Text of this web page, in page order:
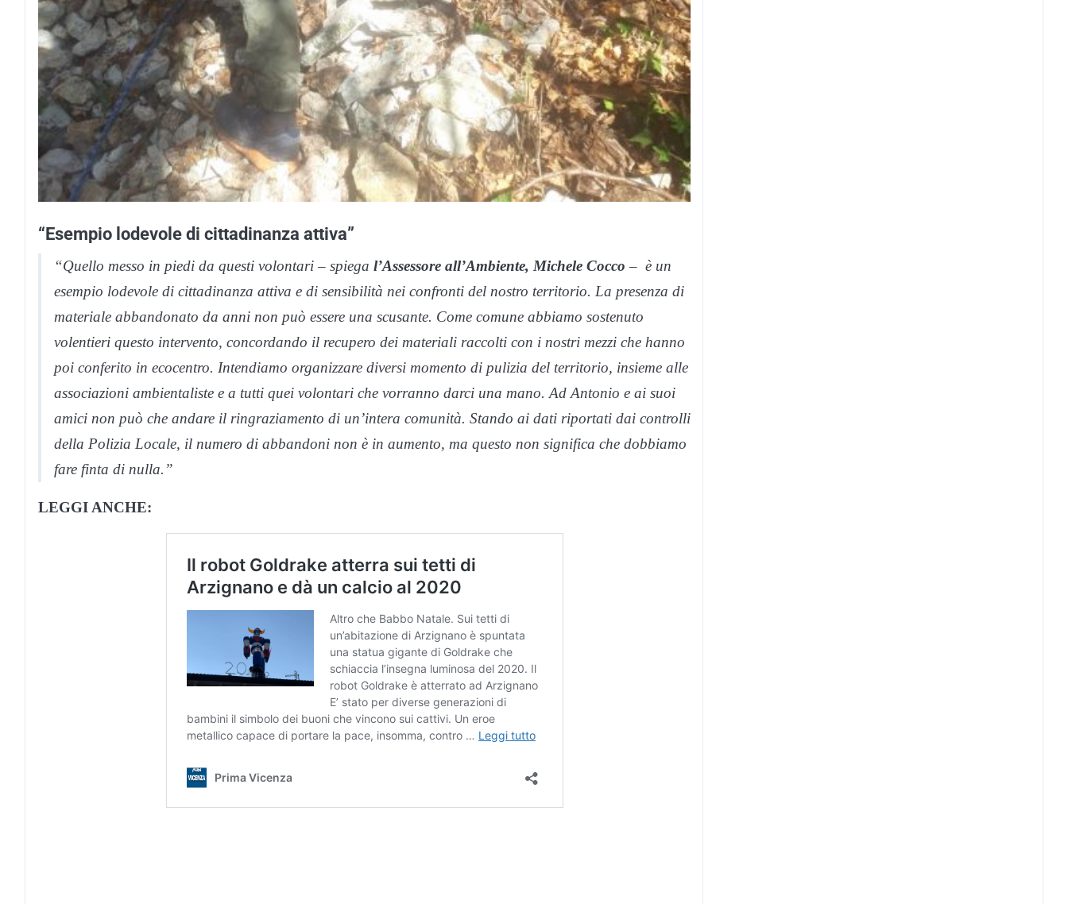
“Esempio lodevole di cittadinanza attiva”
“Quello messo in piedi da questi volontari – spiega l’Assessore all’Ambiente, Michele Cocco – è un
esempio lodevole di cittadinanza attiva e di sensibilità nei confronti del nostro territorio. La presenza di
materiale abbandonato da anni non può essere una scusante. Come comune abbiamo sostenuto
volentieri questo intervento, concordando il recupero dei materiali raccolti con i nostri mezzi che hanno
poi conferito in ecocentro. Intendiamo organizzare diversi momento di pulizia del territorio, insieme alle
associazioni ambientaliste e a tutti quei volontari che vorranno darci una mano. Ad Antonio e ai suoi
amici non può che andare il ringraziamento di un’intera comunità. Stando ai dati riportati dai controlli
della Polizia Locale, il numero di abbandoni non è in aumento, ma questo non significa che dobbiamo
fare finta di nulla.”
LEGGI ANCHE: